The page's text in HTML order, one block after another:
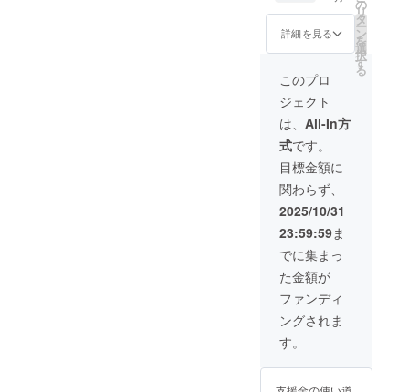
す。
予定で
場キャ
ターに
個性や
（経
設定
し、登
ラク
ターの
気持
ち、感
情を表
す言葉
や行動
に着目
するこ
とで、
「自分
の考え
を持
けを提
供する
ド：雅
笑堂 ・
色紙：
欄につ
色紙に
お名前
を直筆
するに
あた
り、直
筆する
お名前
いたし
ます。
(ニック
ネーム
でも、
承りま
す。) 備
忘れな
く記入
にして
お送り
サイン
＆ミニ
イラス
トは、
絵本カ
バー
と、絵
本の見
返し
ページ
の一
部、
二ヶ所
に直筆
する予
定で
す。(直
筆する
更とな
トカー
ド1枚＋
ホログ
ラムス
テッ
カー3
種】 サ
イン＆
ミニイ
ラスト
付きの
絵本
「クロ
ネコパ
ンツバ
スター
ズ」1冊
と、描
き下ろ
しデザ
インの
ポスト
ログラ
詳細を見る
の
リ
タ
ー
ン
を
選
択
す
る
このプロ
ジェクト
は、 All-In方
式です。
目標金額に
関わらず、
2025/10/31
23:59:59ま
でに集まっ
た金額が
ファンディ
ングされま
す。